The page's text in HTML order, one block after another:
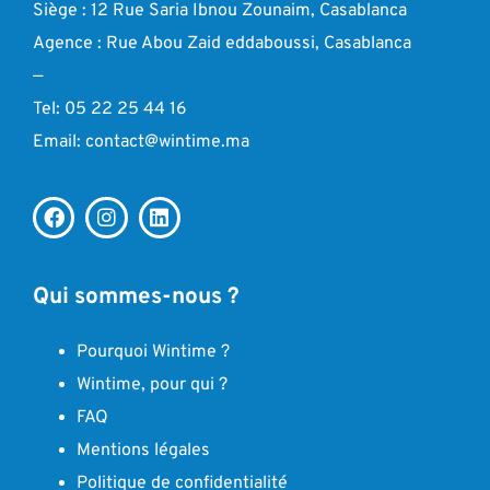
Siège : 12 Rue Saria Ibnou Zounaim, Casablanca
Agence : Rue Abou Zaid eddaboussi, Casablanca
—
Tel: 05 22 25 44 16
Email: contact@wintime.ma
Qui sommes-nous ?
Pourquoi Wintime ?
Wintime, pour qui ?
FAQ
Mentions légales
Politique de confidentialité